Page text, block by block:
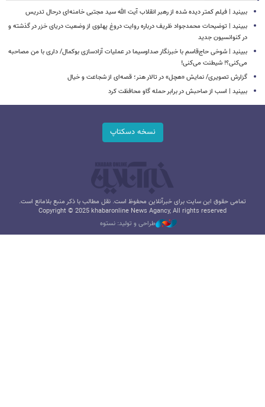
ببینید | فیلم کمتر دیده شده از رهبر انقلاب آیت الله سید مجتبی خامنه‌ای درحال تدریس
ببینید | توضیحات محمدجواد ظریف درباره روایت دروغ پهلوی از وضعیت دریای خزر در گذشته و
در کنوانسیون جدید
ببینید | شوخی حاج‌قاسم با خبرنگار صداوسیما در عملیات آزادسازی بوکمال/ داری با من مصاحبه‌
می‌کنی؟! شیطنت می‌کنی!
گزارش تصویری/ نمایش «هچل» در تالار هنر؛ قصه‌ای از شجاعت و خیال
ببینید | اسب از صاحبش در برابر حمله گاو محافظت کرد
نسخه دسکتاپ
تمامی حقوق این سایت برای خبرآنلاین محفوظ است. نقل مطالب با ذکر منبع بلامانع است.
Copyright © 2025 khabaronline News Agancy, All rights reserved
طراحی و تولید: نستوه